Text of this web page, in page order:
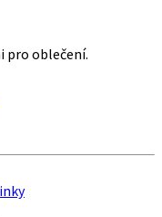
pro oblečení.